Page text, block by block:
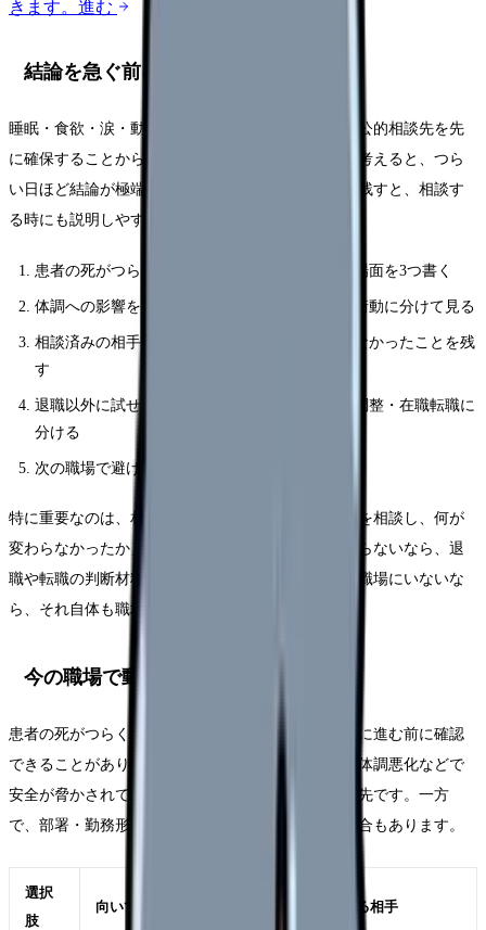
きます。 進む
結論を急ぐ前に確認する5項目
睡眠・食欲・涙・動悸・欠勤衝動を記録し、受診や公的相談先を先
に確保することから始めてください。頭の中だけで考えると、つら
い日ほど結論が極端になります。紙やメモアプリに残すと、相談す
る時にも説明しやすくなります。
患者の死がつらくて辞めたいと思った具体的な場面を3つ書く
体調への影響を、睡眠・食欲・涙・動悸・欠勤衝動に分けて見る
相談済みの相手、返答、変わったこと・変わらなかったことを残
す
退職以外に試せる選択肢を、休職・異動・勤務調整・在職転職に
分ける
次の職場で避けたい条件を3つに絞る
特に重要なのは、相談の有無ではなく「具体的に何を相談し、何が
変わらなかったか」です。相談したのに状況が変わらないなら、退
職や転職の判断材料になります。相談できる相手が職場にいないな
ら、それ自体も職場条件の問題です。
今の職場で動かせる可能性
患者の死がつらくて辞めたい時でも、すぐ退職だけに進む前に確認
できることがあります。もちろん、ハラスメントや体調悪化などで
安全が脅かされている場合は、距離を取ることが優先です。一方
で、部署・勤務形態・役割が変われば続けられる場合もあります。
選択
肢
向いているケース 確認する相手